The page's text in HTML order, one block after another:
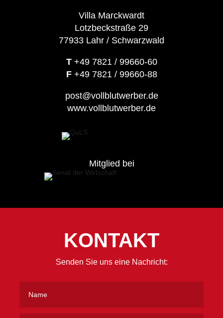
Villa Marckwardt
Lotzbeckstraße 29
77933 Lahr / Schwarzwald
T+49 7821 / 99660-60
F+49 7821 / 99660-88
post@vollblutwerber.de
www.vollblutwerber.de
Mitglied bei
KONTAKT
Senden Sie uns eine Nachricht: